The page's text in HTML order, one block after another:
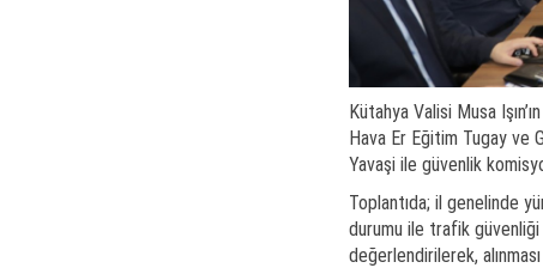
Kütahya Valisi Musa
Hava Er Eğitim Tugay ve
Yavaşi ile güvenlik
Toplantıda; il genelinde
durumu ile trafik güvenliği
değerlendirilerek,